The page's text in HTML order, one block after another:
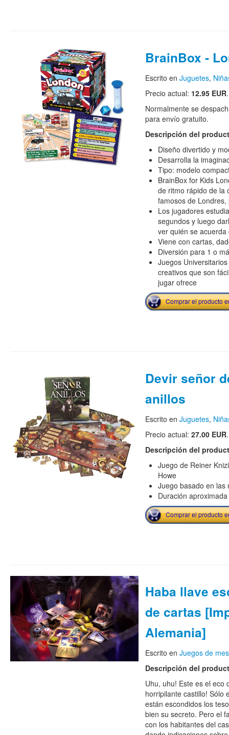
BrainBox -
Escrito en Juguetes,
Precio actual: 12.95 EUR.
Normalmente se
para envío gratuito.
Descripción del
Diseño divertido y
Desarrolla la
Tipo: modelo
BrainBox for Kids
de ritmo rápido de la
famosos de
Los jugadores
segundos y luego
ver quién se
Viene con cartas,
Diversión para 1 o
Juegos
creativos que son
jugar ofrece
Comprar el producto
Devir señor
anillos
Escrito en Juguetes,
Precio actual: 27.00 EUR.
Descripción del
Juego de Reiner
Howe
Juego basado en las
Duración
Comprar el producto
Haba llave
de cartas
Alemania]
Escrito en Juegos de
Descripción del
Uhu, uhu! Este es el eco
horripilante castillo! Sólo
están escondidos los
bien su secreto. Pero el
con los habitantes del